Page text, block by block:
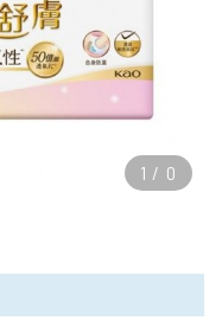
1 / 0